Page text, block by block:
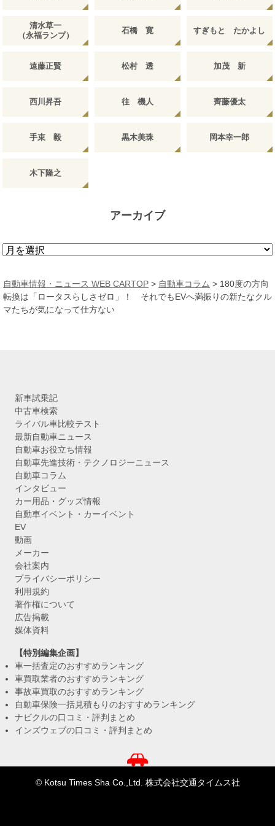
清水草一
（永福ランプ）
石橋 寛 すぎもと たかよし
遠藤正賢 松村 透 加茂 新
西川昇吾 往 機人 齊藤優太
手束 毅 黒木美珠 岡本幸一郎
木下隆之
アーカイブ
ア
カ
イ
ブ
自動車情報・ニュース WEB CARTOP > 自動車コラム > 180度の方向
転換は「ロータスらしさゼロ」！ それでもEVへ満振りの新たなクル
マたちが気になって仕方ない
新車試乗記
中古車検索
ライバル車比較テスト
最新自動車ニュース
自動車お役立ち情報
自動車先進技術・テクノロジーニュース
自動車コラム
インタビュー
カー用品・グッズ情報
自動車イベント・カーイベント
EV
動画
メーカー
会社案内
プライバシーポリシー
利用規約
著作権について
広告掲載
媒体資料
【特別編集企画】
車一括査定のおすすめランキング
車買取業者のおすすめランキング
事故車買取のおすすめランキング
自動車保険一括見積もりのおすすめランキング
ナビクルの口コミ・評判まとめ
インズウェブの口コミ・評判まとめ
© Kotsu Times Sha Co.,Ltd. 株式会社交通タイムス社